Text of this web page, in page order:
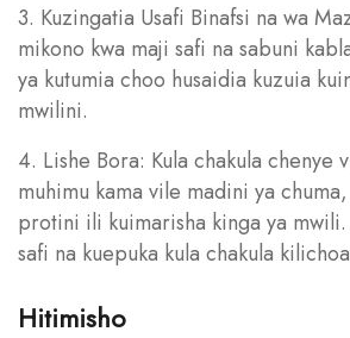
3. Kuzingatia Usafi Binafsi na wa
mikono kwa maji safi na sabuni
ya kutumia choo husaidia kuzuia
mwilini.
4. Lishe Bora: Kula chakula chenye
muhimu kama vile madini ya
protini ili kuimarisha kinga ya
safi na kuepuka kula chakula
Hitimisho